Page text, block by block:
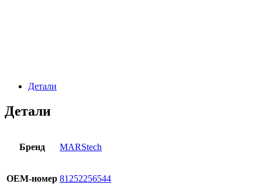
Детали
Детали
Бренд MARStech
OЕМ-номер 81252256544